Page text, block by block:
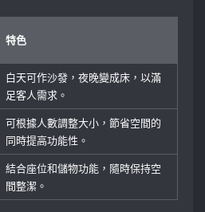
特色
白天可作沙發，夜晚變成床，以滿
足客人需求。
可根據人數調整大小，節省空間的
同時提高功能性。
結合座位和儲物功能，隨時保持空
間整潔。